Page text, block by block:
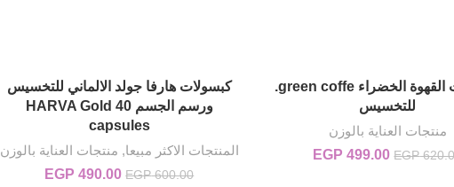
إضافة إلى السلة
كبسولات القهوة الخضراء green coffe.
للتخسيس
منتجات العناية بالوزن
EGP
السعر الأصلي هو:
EGP 499.00
السعر الحالي
إضافة إلى السلة
كبسولات هارفا جولد الالماني للتخسيس
ورسم الجسم HARVA Gold 40
capsules
المنتجات الاكثر مبيعا, منتجات العناية بالوزن
EGP600.00
السعر الأصلي هو:
EGP 490.00